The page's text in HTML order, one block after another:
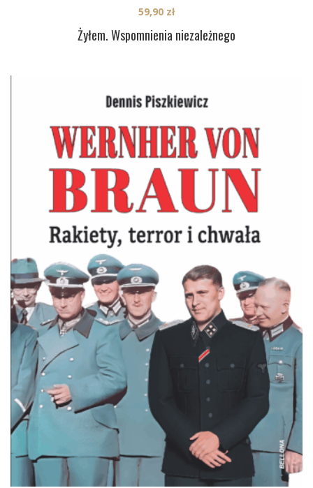
Żyłem. Wspomnienia niezależnego
59,90 zł